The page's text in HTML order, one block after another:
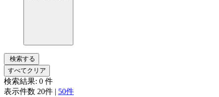
検索する
すべてクリア
検索結果: 0 件
表示件数 20件 | 50件